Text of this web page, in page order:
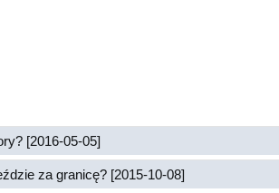
[2016-05-05]
za granicę? [2015-10-08]